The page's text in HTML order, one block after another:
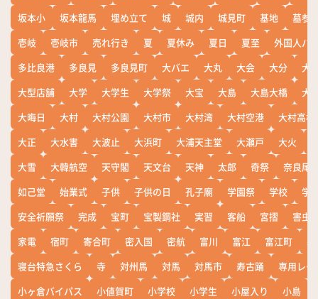
坂本小
坂本龍馬 埋め立て 城 城内 城見町 基地
墓参
壱岐
壱岐市 売れ行き 夏 夏休み 夏日 夏至
外国人バ
多比良港
多良見 多良見町 大バエ 大丸 大会 大分
大
大型店舗
大学 大学生 大学祭 大宝 大島 大島大橋
大
大晦日
大村 大村公園 大村市 大村湾 大村空港
大村高校
大正
大水害 大波止 大浜町 大浦天主堂 大瀬戸 大火
大雪
大韓航空 天守閣 天文台 天神 太郎 奇祭
奈良尾
如己堂
始業式 子供 子供の日 孔子廟 学園祭 学校
学
安全祈願祭
完成 宝町 宝製鋼社 実習 客船 宮摺
害虫
家電
宿町 寄合町 密入国 密航 富川 富江 富江町
寝台特急さくら
寺 対州馬 対馬 対馬市 寿古踊
専用レー
小ヶ倉バイパス
小値賀町 小学校 小学生 小屋入り 小島